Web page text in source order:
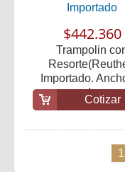
Importado
$442.360
Trampolin
Importado.
cm., Larg...
Cotizar
1